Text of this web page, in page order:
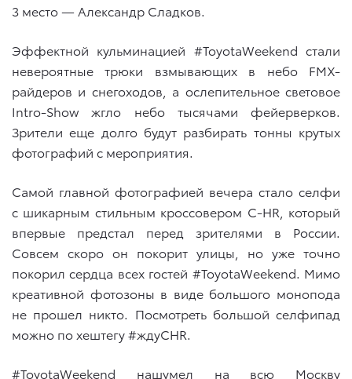
3 место — Александр Сладков.
Эффектной кульминацией #ToyotaWeekend стали
невероятные трюки взмывающих в небо FMX-
райдеров и снегоходов, а ослепительное световое
Intro-Show жгло небо тысячами фейерверков.
Зрители еще долго будут разбирать тонны крутых
фотографий с мероприятия.
Самой главной фотографией вечера стало селфи
с шикарным стильным кроссовером C-HR, который
впервые предстал перед зрителями в России.
Совсем скоро он покорит улицы, но уже точно
покорил сердца всех гостей #ToyotaWeekend. Мимо
креативной фотозоны в виде большого монопода
не прошел никто. Посмотреть большой селфипад
можно по хештегу #ждуCHR.
#ToyotaWeekend нашумел на всю Москву